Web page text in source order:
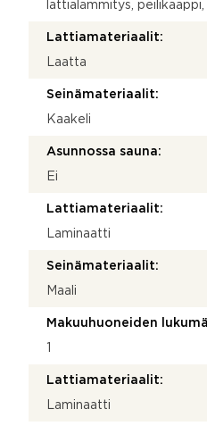
lattialämmitys,
Lattiamateriaalit:
Laatta
Seinämateriaalit:
Kaakeli
Asunnossa sauna:
Ei
Lattiamateriaalit:
Laminaatti
Seinämateriaalit:
Maali
Makuuhuoneiden
Lattiamateriaalit:
Laminaatti